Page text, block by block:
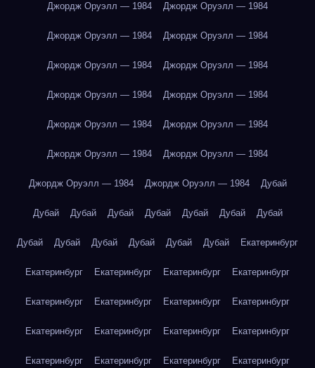
Джордж Оруэлл — 1984 Джордж Оруэлл — 1984
Джордж Оруэлл — 1984 Джордж Оруэлл — 1984
Джордж Оруэлл — 1984 Джордж Оруэлл — 1984
Джордж Оруэлл — 1984 Джордж Оруэлл — 1984
Джордж Оруэлл — 1984 Джордж Оруэлл — 1984
Джордж Оруэлл — 1984 Джордж Оруэлл — 1984
Джордж Оруэлл — 1984 Джордж Оруэлл — 1984 Дубай
Дубай Дубай Дубай Дубай Дубай Дубай Дубай
Дубай Дубай Дубай Дубай Дубай Дубай Екатеринбург
Екатеринбург Екатеринбург Екатеринбург Екатеринбург
Екатеринбург Екатеринбург Екатеринбург Екатеринбург
Екатеринбург Екатеринбург Екатеринбург Екатеринбург
Екатеринбург Екатеринбург Екатеринбург Екатеринбург